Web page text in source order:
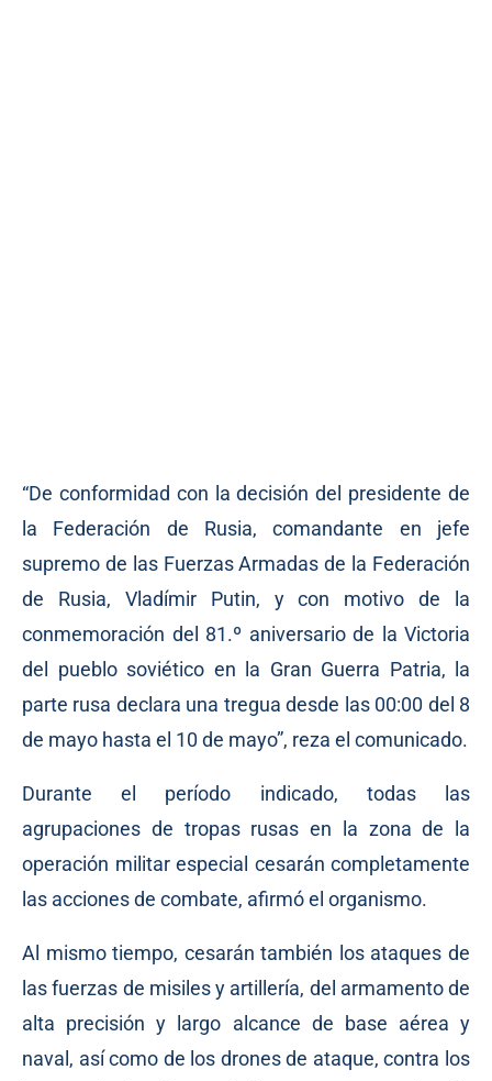
“De conformidad con la decisión del presidente de
la Federación de Rusia, comandante en jefe
supremo de las Fuerzas Armadas de la Federación
de Rusia, Vladímir Putin, y con motivo de la
conmemoración del 81.º aniversario de la Victoria
del pueblo soviético en la Gran Guerra Patria, la
parte rusa declara una tregua desde las 00:00 del 8
de mayo hasta el 10 de mayo”, reza el comunicado.
Durante el período indicado, todas las
agrupaciones de tropas rusas en la zona de la
operación militar especial cesarán completamente
las acciones de combate, afirmó el organismo.
Al mismo tiempo, cesarán también los ataques de
las fuerzas de misiles y artillería, del armamento de
alta precisión y largo alcance de base aérea y
naval, así como de los drones de ataque, contra los